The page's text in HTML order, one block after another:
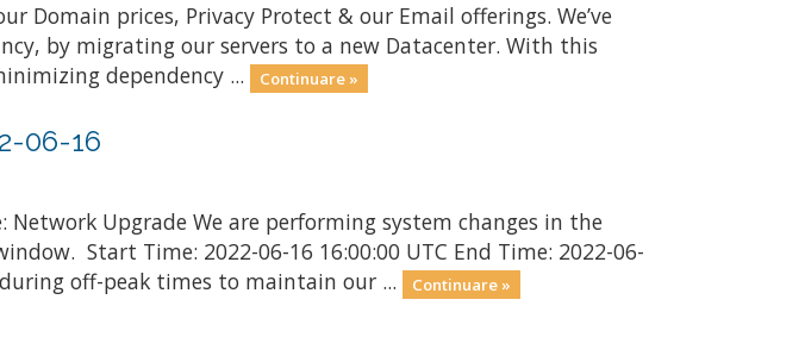
Domain prices, Privacy Protect & our Email offerings. We’ve
by migrating our servers to a new Datacenter. With this
dependency ...
Continuare »
06-16
Network Upgrade We are performing system changes in the
Start Time: 2022-06-16 16:00:00 UTC End Time: 2022-06-
off-peak times to maintain our ...
Continuare »